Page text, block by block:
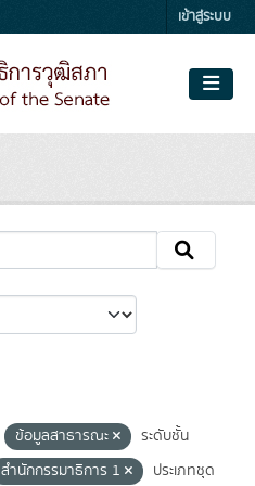
เข้าสู่ระบบ
ข้อมูลสาธารณะ
ระดับชั้น
สำนักกรรมาธิการ 1 ประเภทชุด